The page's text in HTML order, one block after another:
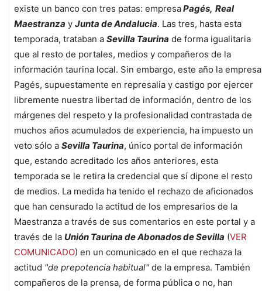
existe un banco con tres patas: empresaPagés, Real
Maestranza y Junta de Andalucia. Las tres, hasta esta
temporada, trataban a Sevilla Taurina de forma igualitaria
que al resto de portales, medios y compañeros de la
información taurina local. Sin embargo, este año la empresa
Pagés, supuestamente en represalia y castigo por ejercer
libremente nuestra libertad de información, dentro de los
márgenes del respeto y la profesionalidad contrastada de
muchos años acumulados de experiencia, ha impuesto un
veto sólo a Sevilla Taurina, único portal de información
que, estando acreditado los años anteriores, esta
temporada se le retira la credencial que sí dipone el resto
de medios. La medida ha tenido el rechazo de aficionados
que han censurado la actitud de los empresarios de la
Maestranza a través de sus comentarios en este portal y a
través de la Unión Taurina de Abonados de Sevilla (VER
COMUNICADO) en un comunicado en el que rechaza la
actitud "de prepotencia habitual" de la empresa. También
compañeros de la prensa, de forma pública o no, han